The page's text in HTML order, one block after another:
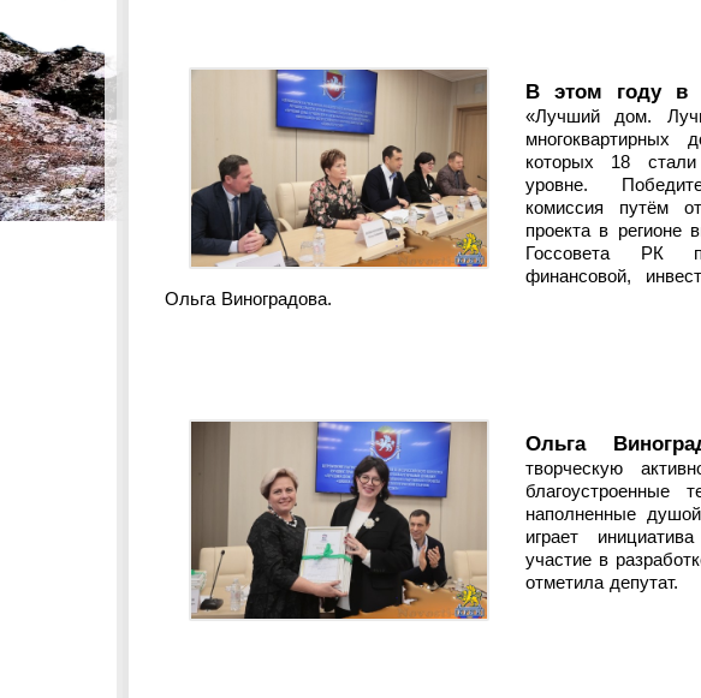
В этом году в
«Лучший дом.
которых 18
уровне.
комиссия путём
проекта в регионе
Госсовета РК
финансовой,
Ольга Виноградова.
Ольга
творческую
благоустроенные
наполненные
играет
участие в
отметила депутат.